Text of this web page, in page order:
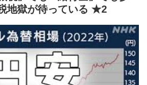
地獄が待っている ★2